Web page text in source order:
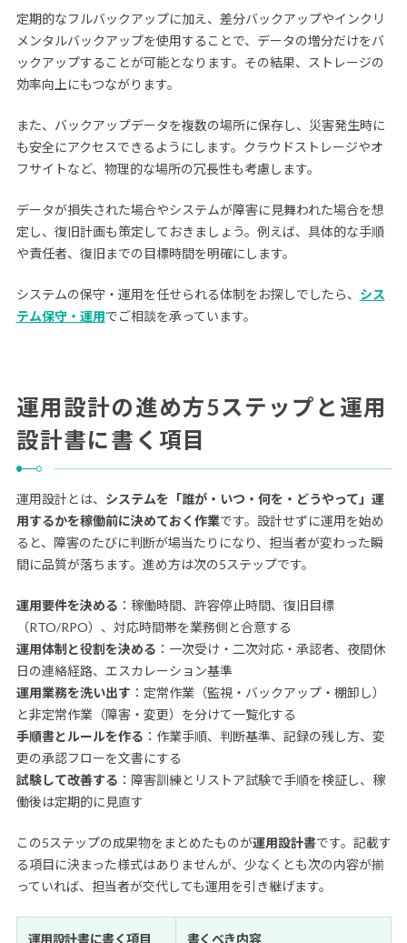
定期的なフルバックアップに加え、差分バックアップやインクリ
メンタルバックアップを使用することで、データの増分だけをバ
ックアップすることが可能となります。その結果、ストレージの
効率向上にもつながります。
また、バックアップデータを複数の場所に保存し、災害発生時に
も安全にアクセスできるようにします。クラウドストレージやオ
フサイトなど、物理的な場所の冗長性も考慮します。
データが損失された場合やシステムが障害に見舞われた場合を想
定し、復旧計画も策定しておきましょう。例えば、具体的な手順
や責任者、復旧までの目標時間を明確にします。
システムの保守・運用を任せられる体制をお探しでしたら、 シス
テム保守・運用でご相談を承っています。
運用設計の進め方5ステップと運用
設計書に書く項目
運用設計とは、 システムを「誰が・いつ・何を・どうやって」運
用するかを稼働前に決めておく作業です。設計せずに運用を始め
ると、障害のたびに判断が場当たりになり、担当者が変わった瞬
間に品質が落ちます。進め方は次の5ステップです。
運用要件を決める ：稼働時間、許容停止時間、復旧目標
（RTO/RPO）、対応時間帯を業務側と合意する
運用体制と役割を決める ：一次受け・二次対応・承認者、夜間休
日の連絡経路、エスカレーション基準
運用業務を洗い出す ：定常作業（監視・バックアップ・棚卸し）
と非定常作業（障害・変更）を分けて一覧化する
手順書とルールを作る ：作業手順、判断基準、記録の残し方、変
更の承認フローを文書にする
試験して改善する ：障害訓練とリストア試験で手順を検証し、稼
働後は定期的に見直す
この5ステップの成果物をまとめたものが運用設計書です。記載す
る項目に決まった様式はありませんが、少なくとも次の内容が揃
っていれば、担当者が交代しても運用を引き継げます。
運用設計書に書く項目 書くべき内容